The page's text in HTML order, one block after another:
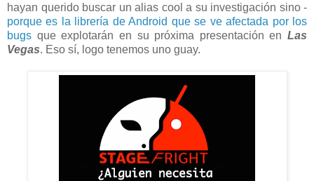
hayan querido buscar un alias cool a su investigación sino -
porque es la librería de Android que se ve afectada por los
bugs que explotarán en su próxima presentación en Las
Vegas. Eso sí, logo tenemos uno guay.